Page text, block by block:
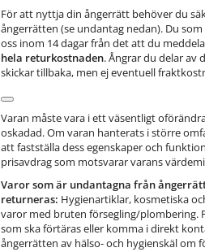
För att nyttja din ångerrätt behöver du
ångerrätten (se undantag nedan). Du
oss inom 14 dagar från det att du
hela returkostnaden. Ångrar du delar av
skickar tillbaka, men ej eventuell
Varan måste vara i ett väsentligt
oskadad. Om varan hanterats i större
att fastställa dess egenskaper och
prisavdrag som motsvarar varans
Varor som är undantagna från
returneras: Hygienartiklar, kosmetiska
varor med bruten försegling/
som ska förtäras eller komma i direkt
ångerrätten av hälso- och hygienskäl om